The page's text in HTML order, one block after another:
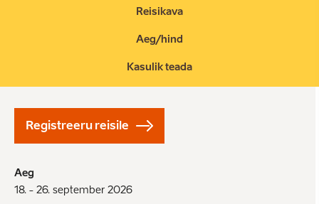
Reisikava
Aeg/hind
Kasulik teada
Registreeru reisile
Aeg
18. - 26. september 2026